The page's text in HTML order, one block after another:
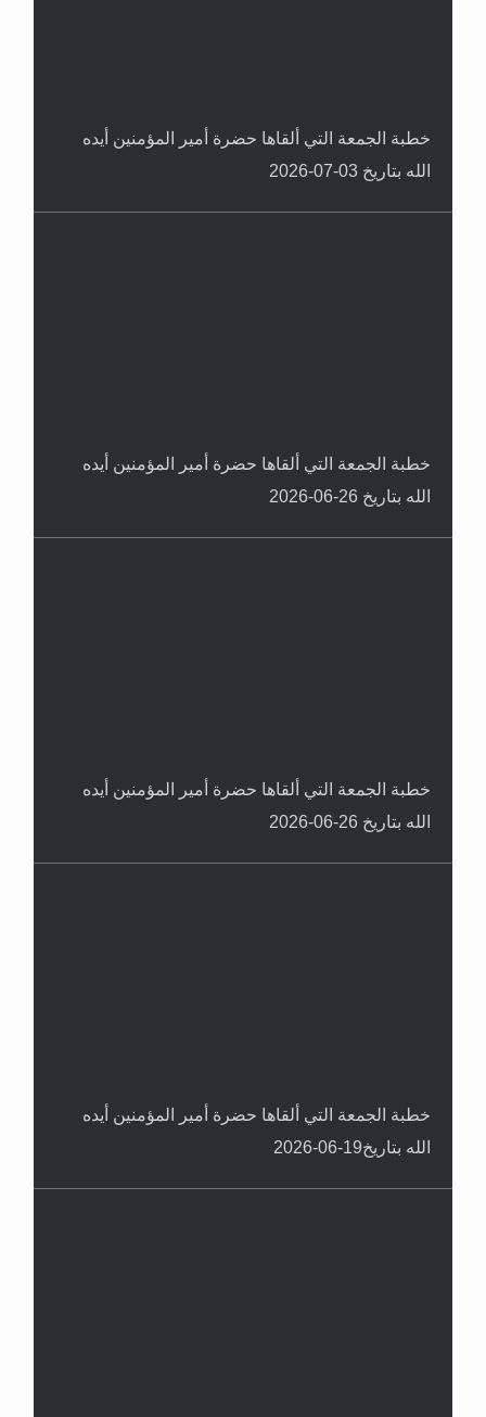
خطبة الجمعة التي ألقاها حضرة أمير المؤمنين أيده
الله بتاريخ 03-07-2026
خطبة الجمعة التي ألقاها حضرة أمير المؤمنين أيده
الله بتاريخ 26-06-2026
خطبة الجمعة التي ألقاها حضرة أمير المؤمنين أيده
الله بتاريخ 26-06-2026
خطبة الجمعة التي ألقاها حضرة أمير المؤمنين أيده
الله بتاريخ19-06-2026